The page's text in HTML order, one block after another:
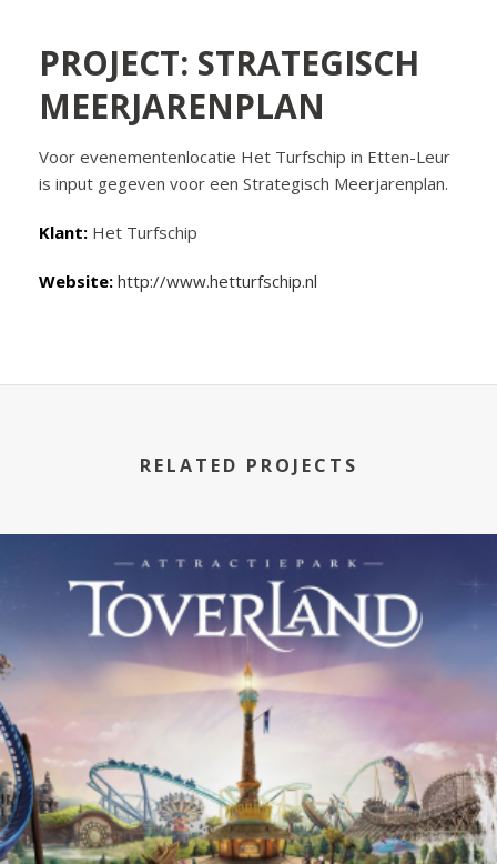
PROJECT: STRATEGISCH
MEERJARENPLAN
Voor evenementenlocatie Het Turfschip in Etten-Leur
is input gegeven voor een Strategisch Meerjarenplan.
Klant: Het Turfschip
Website: http://www.hetturfschip.nl
RELATED PROJECTS